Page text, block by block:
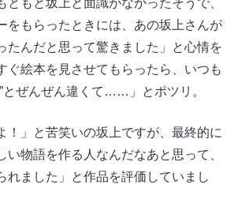
ともと坂上と面識がなかったそうで、
をもらったときには、あの坂上さんが
たんだと思って驚きました」と心情を
ぐ絵本を見させてもらったら、いつも
とぜんぜん違くて……」とポツリ。
！」と苦笑いの坂上ですが、最終的に
い物語を作る人なんだなあと思って、
れました」と作品を評価していまし